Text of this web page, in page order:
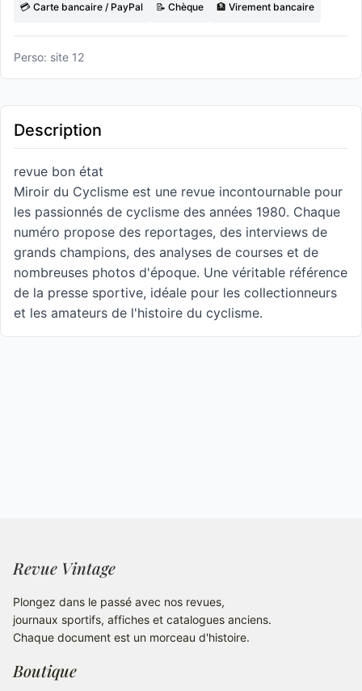
💳 Carte bancaire / PayPal 📝 Chèque 🏦 Virement bancaire
Perso: site 12
Description
revue bon état
Miroir du Cyclisme est une revue incontournable pour
les passionnés de cyclisme des années 1980. Chaque
numéro propose des reportages, des interviews de
grands champions, des analyses de courses et de
nombreuses photos d'époque. Une véritable référence
de la presse sportive, idéale pour les collectionneurs
et les amateurs de l'histoire du cyclisme.
Revue Vintage
Plongez dans le passé avec nos revues,
journaux sportifs, affiches et catalogues anciens.
Chaque document est un morceau d'histoire.
Boutique